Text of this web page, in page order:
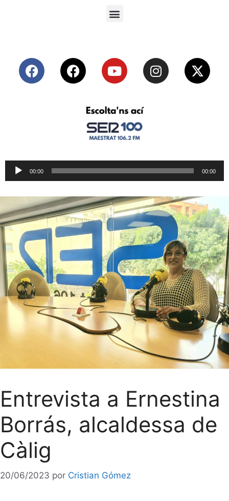
Reproductor
de
00:00 00:00
Entrevista a Ernestina
Borrás, alcaldessa de
Càlig
20/06/2023 por Cristian Gómez